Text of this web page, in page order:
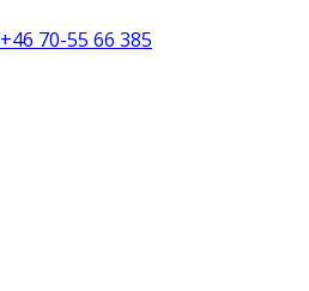
+46 70-55 66 385